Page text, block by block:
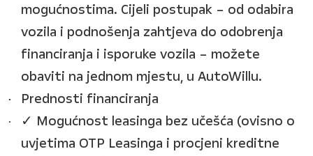
mogućnostima. Cijeli postupak – od odabira
vozila i podnošenja zahtjeva do odobrenja
financiranja i isporuke vozila – možete
obaviti na jednom mjestu, u AutoWillu.
Prednosti financiranja
✓ Mogućnost leasinga bez učešća (ovisno o
uvjetima OTP Leasinga i procjeni kreditne